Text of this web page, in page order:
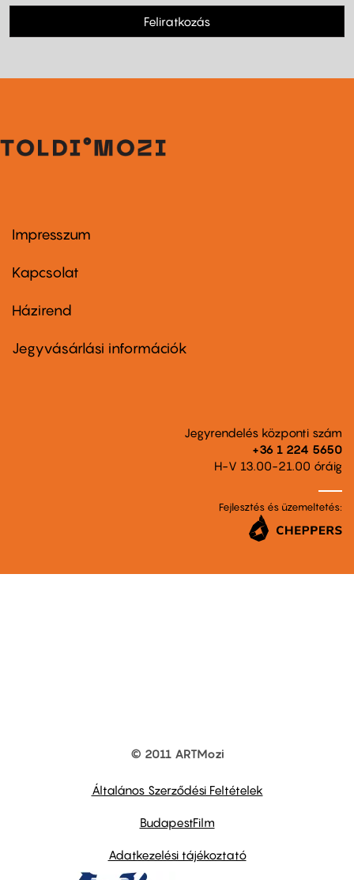
Feliratkozás
Footer
first
Impresszum
Kapcsolat
Footer
second
Házirend
Jegyvásárlási információk
Jegyrendelés központi szám
+36 1 224 5650
H-V 13.00-21.00 óráig
Fejlesztés és üzemeltetés:
© 2011 ARTMozi
Általános Szerződési Feltételek
BudapestFilm
Adatkezelési tájékoztató